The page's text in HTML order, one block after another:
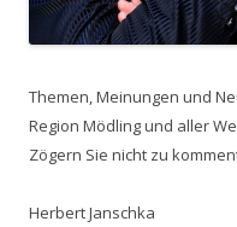
Themen, Meinungen und
Region Mödling und aller
Zögern Sie nicht zu
Herbert Janschka